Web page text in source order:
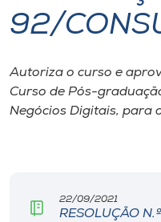
I.nova
Diplomados
92/
Autoriza o curso e
Curso de Pós-
Negócios Digitais, para
22/09/2021
RESOLUÇÃO